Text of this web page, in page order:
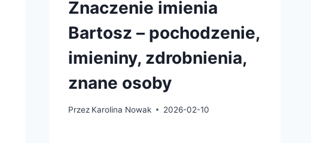
Znaczenie imienia
Bartosz – pochodzenie,
imieniny, zdrobnienia,
znane osoby
Przez Karolina Nowak 2026-02-10